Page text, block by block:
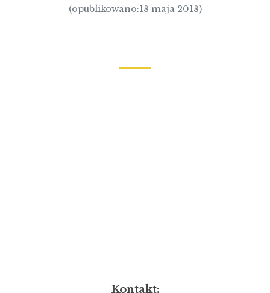
(opublikowano:18 maja 2018)
Kontakt: